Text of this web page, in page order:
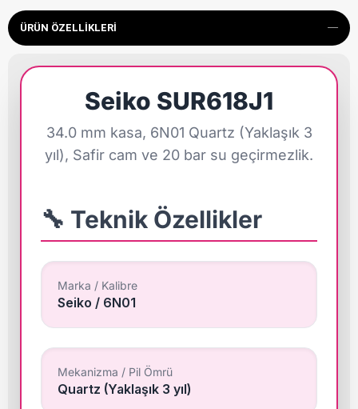
ÜRÜN ÖZELLIKLERI
Seiko SUR618J1
34.0 mm kasa, 6N01 Quartz (Yaklaşık 3
yıl), Safir cam ve 20 bar su geçirmezlik.
🔧 Teknik Özellikler
Marka / Kalibre
Seiko / 6N01
Mekanizma / Pil Ömrü
Quartz (Yaklaşık 3 yıl)